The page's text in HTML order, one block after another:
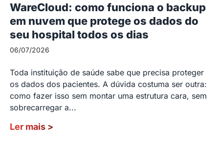
WareCloud: como funciona o backup
em nuvem que protege os dados do
seu hospital todos os dias
06/07/2026
Toda instituição de saúde sabe que precisa proteger
os dados dos pacientes. A dúvida costuma ser outra:
como fazer isso sem montar uma estrutura cara, sem
sobrecarregar a...
Ler mais >